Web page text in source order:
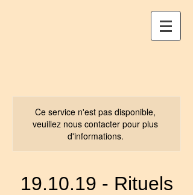
Ce service n'est pas disponible,
veuillez nous contacter pour plus
d'informations.
19.10.19 - Rituels